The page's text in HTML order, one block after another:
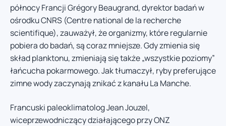
północy Francji Grégory Beaugrand, dyrektor badań w
ośrodku CNRS (Centre national de la recherche
scientifique), zauważył, że organizmy, które regularnie
pobiera do badań, są coraz mniejsze. Gdy zmienia się
skład planktonu, zmieniają się także „wszystkie poziomy”
łańcucha pokarmowego. Jak tłumaczył, ryby preferujące
zimne wody zaczynają znikać z kanału La Manche.
Francuski paleoklimatolog Jean Jouzel,
wiceprzewodniczący działającego przy ONZ